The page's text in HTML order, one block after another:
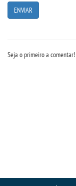
Seja o primeiro a comentar!